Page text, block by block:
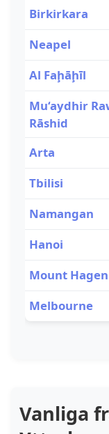
Birkirkara
Neapel
Al Faḩāḩīl
Mu‘aydhir
Rāshid
Arta
Tbilisi
Namangan
Hanoi
Mount Hagen
Melbourne
Vanliga